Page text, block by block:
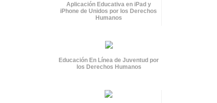
Aplicación Educativa en iPad y
iPhone de Unidos por los Derechos
Humanos
Educación En Línea de Juventud por
los Derechos Humanos